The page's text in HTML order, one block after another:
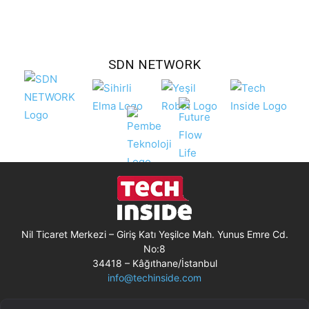
SDN NETWORK
Nil Ticaret Merkezi – Giriş Katı Yeşilce Mah. Yunus Emre Cd.
No:8
34418 – Kâğıthane/İstanbul
info@techinside.com